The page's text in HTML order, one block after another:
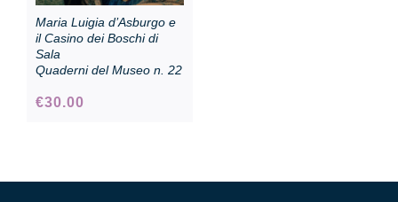
Maria Luigia d’Asburgo e
il Casino dei Boschi di
Sala
Quaderni del Museo n. 22
€30.00